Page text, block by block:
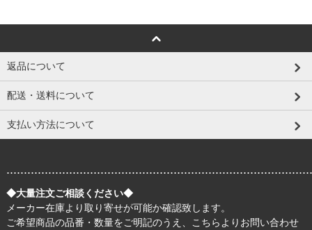
返品について
配送・送料について
支払い方法について
◆大量注文ご相談ください◆
メーカー在庫より取り寄せが可能か確認致します。
ご希望商品の品番・数量をご明記のうえ、
こちら よりお問い合わせ